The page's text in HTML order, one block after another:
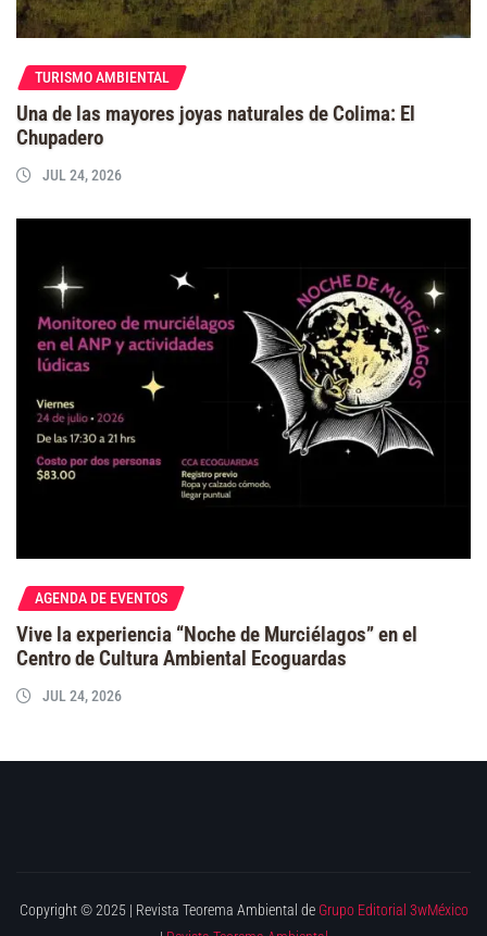
TURISMO AMBIENTAL
Una de las mayores joyas naturales de Colima: El
Chupadero
JUL 24, 2026
AGENDA DE EVENTOS
Vive la experiencia “Noche de Murciélagos” en el
Centro de Cultura Ambiental Ecoguardas
JUL 24, 2026
Copyright © 2025 | Revista Teorema Ambiental de Grupo Editorial 3wMéxico